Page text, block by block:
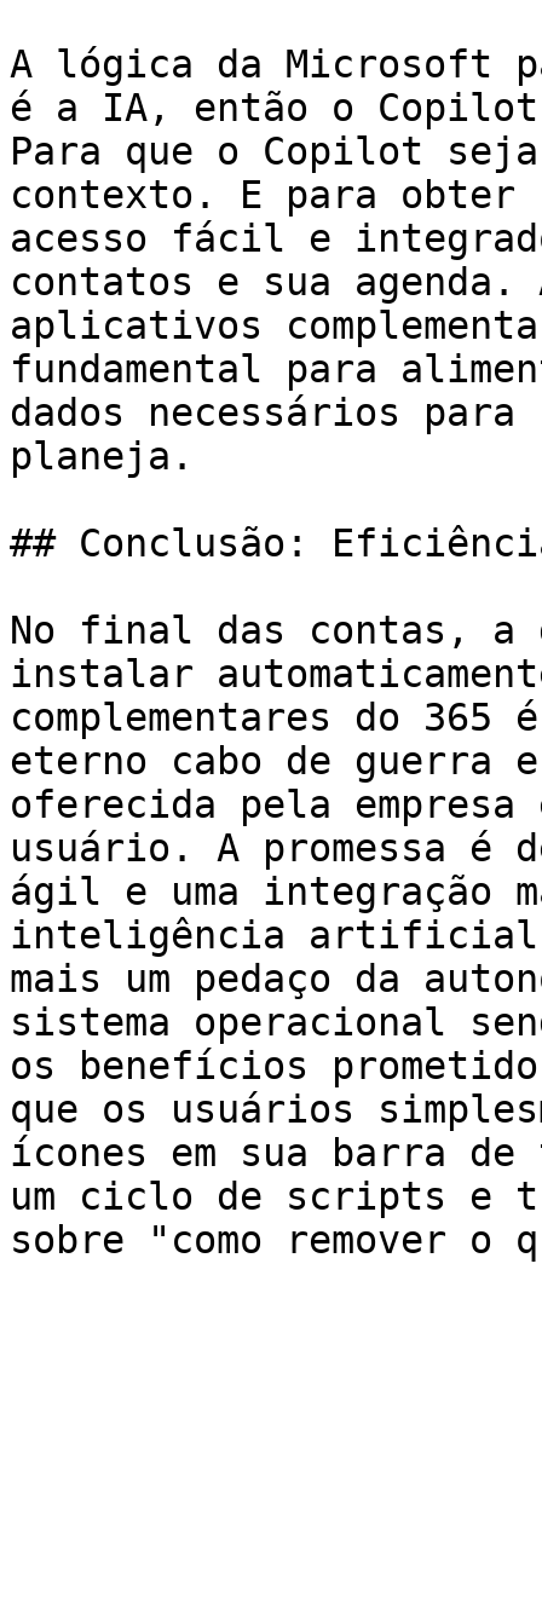
A lógica da Microsoft
é a IA, então o
Para que o Copilot
contexto. E para
acesso fácil e
contatos e sua
aplicativos
fundamental para
dados necessários para
planeja.
## Conclusão:
No final das contas, a
instalar
complementares do 365
eterno cabo de guerra
oferecida pela
usuário. A promessa é
ágil e uma integração
inteligência artificial.
mais um pedaço da
sistema operacional
os benefícios
que os usuários
ícones em sua barra
um ciclo de scripts e
sobre "como remover